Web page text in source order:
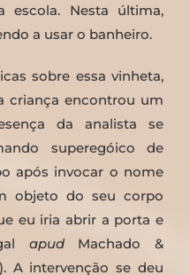
Nesta última,
a usar o banheiro.
sobre essa vinheta,
criança encontrou um
da analista se
superegóico de
após invocar o nome
objeto do seu corpo
eu iria abrir a porta e
apudMachado &
A intervenção se deu